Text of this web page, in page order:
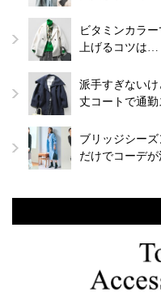
ビタミンカラ
上げるコツは…
派手すぎない
丈コートで通
ブリッジシー
だけでコーデ